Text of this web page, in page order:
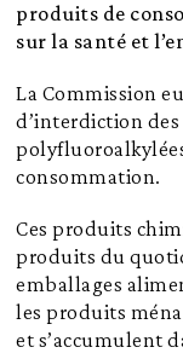
produits de
sur la santé et
La Commission
d’interdiction des
consommation.
Ces produits
produits du
emballages
les produits
et s’accumulent